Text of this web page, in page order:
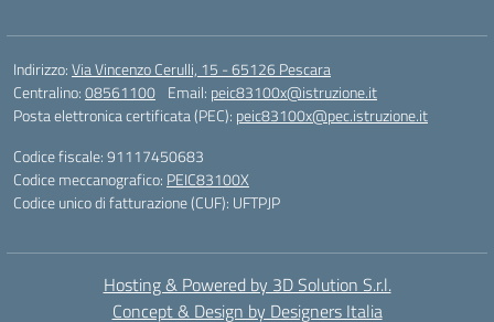
Indirizzo:Via Vincenzo Cerulli, 15 - 65126 Pescara
Centralino:08561100 Email: peic83100x@istruzione.it
Posta elettronica certificata (PEC): peic83100x@pec.istruzione.it
Codice fiscale: 91117450683
Codice meccanografico: PEIC83100X
Codice unico di fatturazione (CUF): UFTPJP
Hosting & Powered by 3D Solution S.r.l.
Concept & Design by Designers Italia